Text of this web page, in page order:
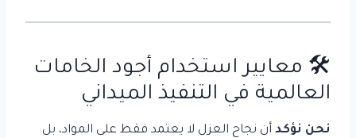
🛠️ معايير استخدام أجود الخامات
العالمية في التنفيذ الميداني
نحن نؤكد أن نجاح العزل لا يعتمد فقط على المواد، بل